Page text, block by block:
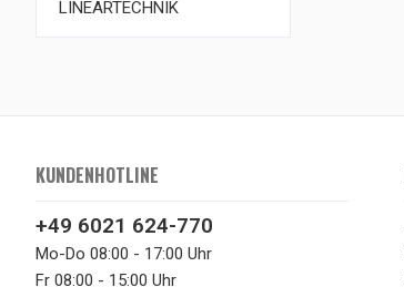
LINEARTECHNIK
KUNDENHOTLINE
+49 6021 624-770
Mo-Do 08:00 - 17:00 Uhr
Fr 08:00 - 15:00 Uhr